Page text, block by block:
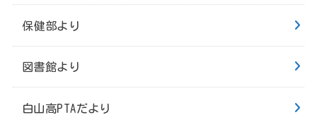
保健部より
図書館より
白山高PTAだより